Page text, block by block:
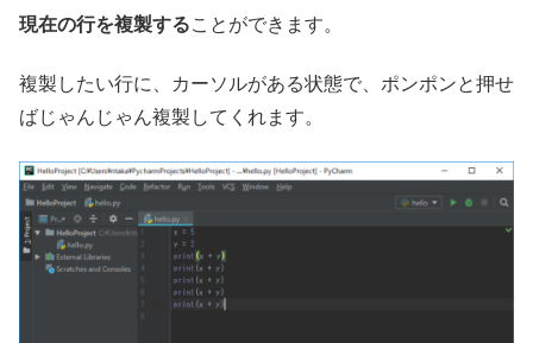
現在の行を複製することができます。
複製したい行に、カーソルがある状態で、ポンポンと押せ
ばじゃんじゃん複製してくれます。